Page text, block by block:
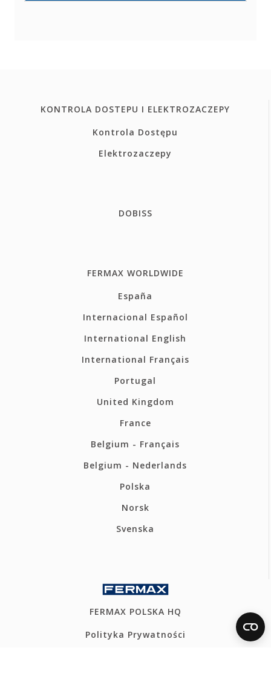
KONTROLA DOSTEPU I ELEKTROZACZEPY
Kontrola Dostępu
Elektrozaczepy
DOBISS
FERMAX WORLDWIDE
España
Internacional Español
International English
International Français
Portugal
United Kingdom
France
Belgium - Français
Belgium - Nederlands
Polska
Norsk
Svenska
FERMAX POLSKA HQ
Polityka Prywatności